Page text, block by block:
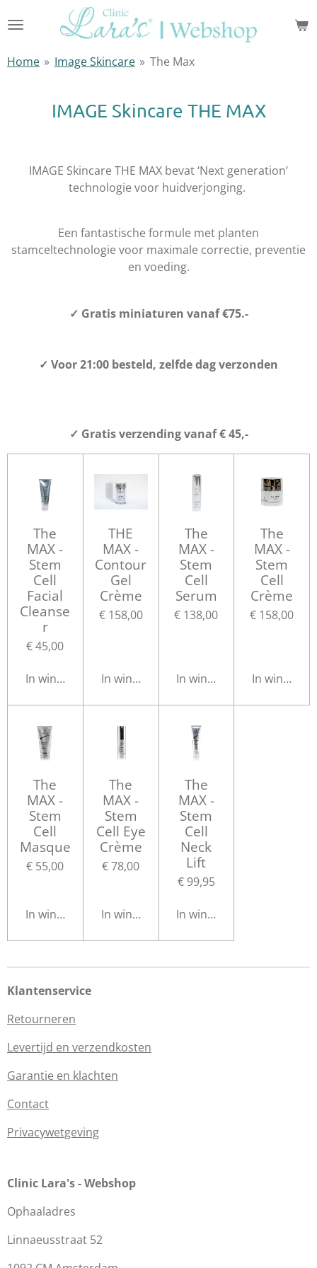
direct
de
Home » Image Skincare » The Max
IMAGE Skincare THE MAX
IMAGE Skincare THE MAX bevat ‘Next generation’
technologie voor huidverjonging.
Een fantastische formule met planten
stamceltechnologie voor maximale correctie, preventie
en voeding.
✓ Gratis miniaturen vanaf€75.-
✓ Voor 21:00 besteld, zelfde dag verzonden
✓ Gratis verzending vanaf € 45,-
The
MAX -
Stem
Cell
Facial
Cleanse
r
€ 45,00
In winkelwagen
THE
MAX -
Contour
Gel
Crème
€ 158,00
In winkelwagen
The
MAX -
Stem
Cell
Serum
€ 138,00
In winkelwagen
The
MAX -
Stem
Cell
Crème
€ 158,00
In
The
MAX -
Stem
Cell
Masque
€ 55,00
In winkelwagen
The
MAX -
Stem
Cell Eye
Crème
€ 78,00
In winkelwagen
The
MAX -
Stem
Cell
Neck
Lift
€ 99,95
In winkelwagen
Klantenservice
Retourneren
Levertijd en verzendkosten
Garantie en klachten
Contact
Privacywetgeving
Clinic Lara's - Webshop
Ophaaladres
Linnaeusstraat 52